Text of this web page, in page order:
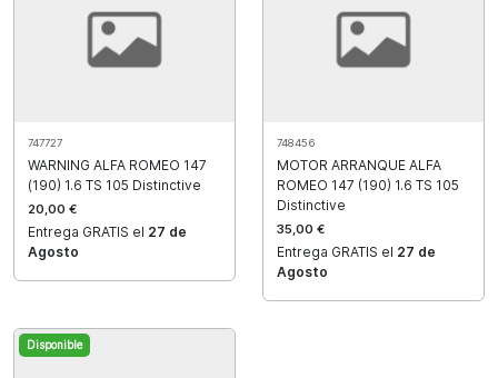
747727
WARNING ALFA ROMEO 147
(190) 1.6 TS 105 Distinctive
20,00 €
Entrega GRATIS el 27 de
Agosto
748456
MOTOR ARRANQUE ALFA
ROMEO 147 (190) 1.6 TS 105
Distinctive
35,00 €
Entrega GRATIS el 27 de
Agosto
Disponible